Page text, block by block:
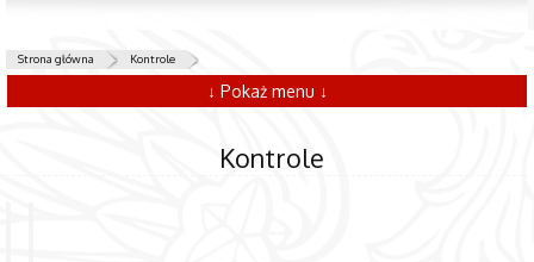
Strona główna Kontrole
↓ Pokaż menu ↓
Kontrole